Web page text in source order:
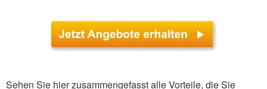
Sehen Sie hier zusammengefasst alle Vorteile, die Sie